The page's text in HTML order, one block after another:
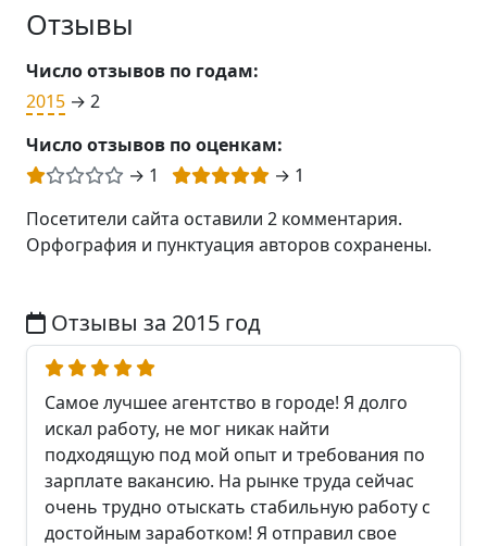
Отзывы
Число отзывов по годам:
2015 → 2
Число отзывов по оценкам:
→ 1
→ 1
Посетители сайта оставили 2 комментария.
Орфография и пунктуация авторов сохранены.
Отзывы за 2015 год
Самое лучшее агентство в городе! Я долго
искал работу, не мог никак найти
подходящую под мой опыт и требования по
зарплате вакансию. На рынке труда сейчас
очень трудно отыскать стабильную работу с
достойным заработком! Я отправил свое